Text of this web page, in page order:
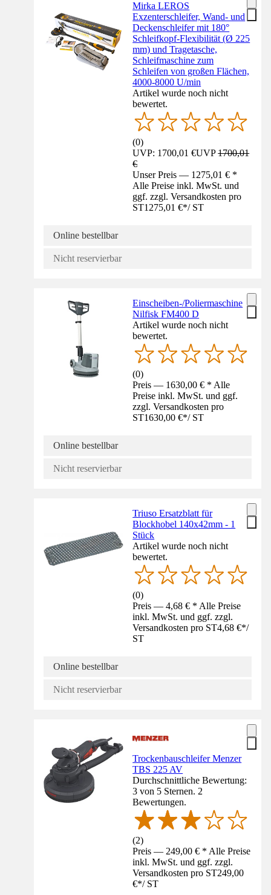
Mirka LEROS
Exzenterschleifer, Wand- und
Deckenschleifer mit 180°
Schleifkopf-Flexibilität (Ø 225
mm) und Tragetasche,
Schleifmaschine zum
Schleifen von großen Flächen,
4000-8000 U/min
Artikel wurde noch nicht
bewertet.
(0)
UVP: 1700,01 €UVP1700,01
€
Unser Preis — 1275,01 € *
Alle Preise inkl. MwSt. und
ggf. zzgl. Versandkosten pro
ST1275,01 €*/ ST
Online bestellbar
Nicht reservierbar
Einscheiben-/Poliermaschine
Nilfisk FM400 D
Artikel wurde noch nicht
bewertet.
(0)
Preis — 1630,00 € * Alle
Preise inkl. MwSt. und ggf.
zzgl. Versandkosten pro
ST1630,00 €*/ ST
Online bestellbar
Nicht reservierbar
Triuso Ersatzblatt für
Blockhobel 140x42mm - 1
Stück
Artikel wurde noch nicht
bewertet.
(0)
Preis — 4,68 € * Alle Preise
inkl. MwSt. und ggf. zzgl.
Versandkosten pro ST4,68 €*/
ST
Online bestellbar
Nicht reservierbar
Trockenbauschleifer Menzer
TBS 225 AV
Durchschnittliche Bewertung:
3 von 5 Sternen. 2
Bewertungen.
(2)
Preis — 249,00 € * Alle Preise
inkl. MwSt. und ggf. zzgl.
Versandkosten pro ST249,00
€*/ ST